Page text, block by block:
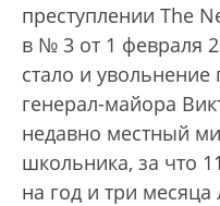
преступлении The
в № 3 от 1 февраля
стало и
генерал-майора
недавно местный
школьника, за что
на год и три